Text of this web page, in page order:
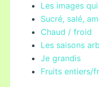
Les images
Sucré, salé,
Chaud / froid
Les saisons
Je grandis
Fruits entiers/